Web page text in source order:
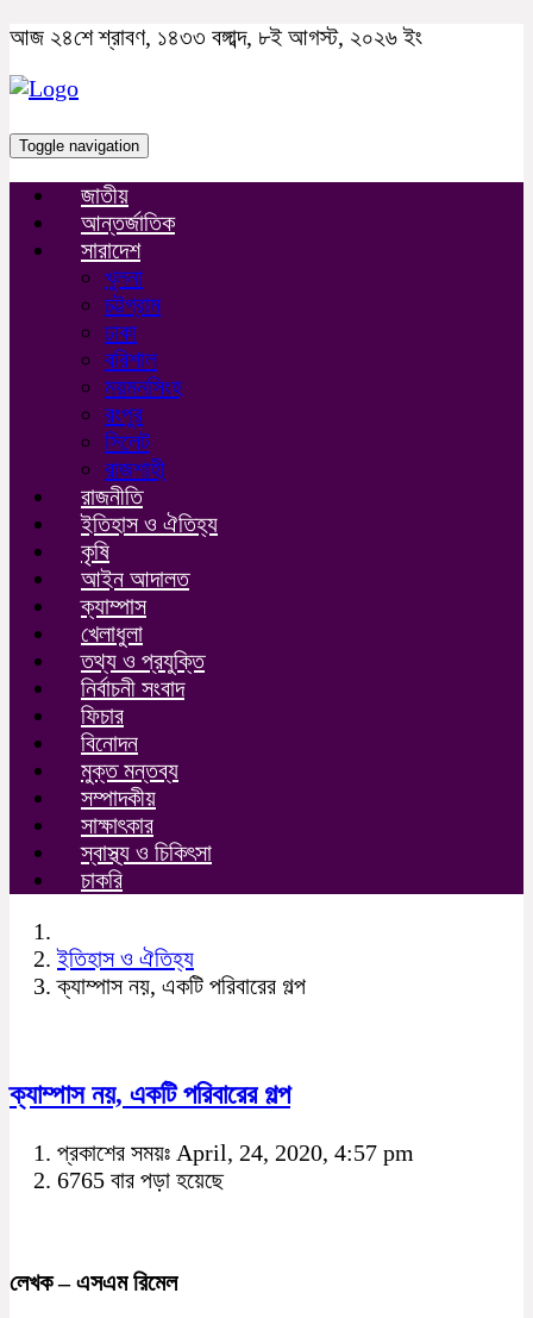
আজ ২৪শে শ্রাবণ, ১৪৩৩ বঙ্গাব্দ, ৮ই আগস্ট, ২০২৬ ইং
Toggle navigation
জাতীয়
আন্তর্জাতিক
সারাদেশ
খুলনা
চট্টগ্রাম
ঢাকা
বরিশাল
ময়মনসিংহ
রংপুর
সিলেট
রাজশাহী
রাজনীতি
ইতিহাস ও ঐতিহ্য
কৃষি
আইন আদালত
ক্যাম্পাস
খেলাধুলা
তথ্য ও প্রযুক্তি
নির্বাচনী সংবাদ
ফিচার
বিনোদন
মুক্ত মন্তব্য
সম্পাদকীয়
সাক্ষাৎকার
স্বাস্থ্য ও চিকিৎসা
চাকরি
ইতিহাস ও ঐতিহ্য
ক্যাম্পাস নয়, একটি পরিবারের গল্প
ক্যাম্পাস নয়, একটি পরিবারের গল্প
প্রকাশের সময়ঃ April, 24, 2020, 4:57 pm
6765 বার পড়া হয়েছে
লেখক – এসএম রিমেল